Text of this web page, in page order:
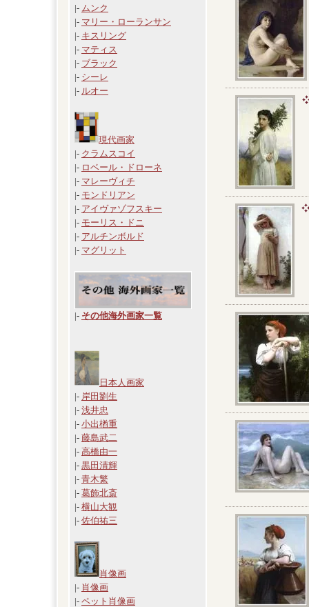
|- ムンク
|- マリー・ローランサン
|- キスリング
|- マティス
|- ブラック
|- シーレ
|- ルオー
現代画家
|- クラムスコイ
|- ロベール・ドローネ
|- マレーヴィチ
|- モンドリアン
|- アイヴァゾフスキー
|- モーリス・ドニ
|- アルチンボルド
|- マグリット
|- その他海外画家一覧
日本人画家
|- 岸田劉生
|- 浅井忠
|- 小出楢重
|- 藤島武二
|- 高橋由一
|- 黒田清輝
|- 青木繁
|- 葛飾北斎
|- 横山大観
|- 佐伯祐三
肖像画
|- 肖像画
|- ペット肖像画